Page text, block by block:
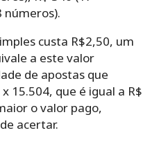
números).
custa R$2,50, um
a este valor
de apostas que
15.504, que é igual a R$
o valor pago,
acertar.